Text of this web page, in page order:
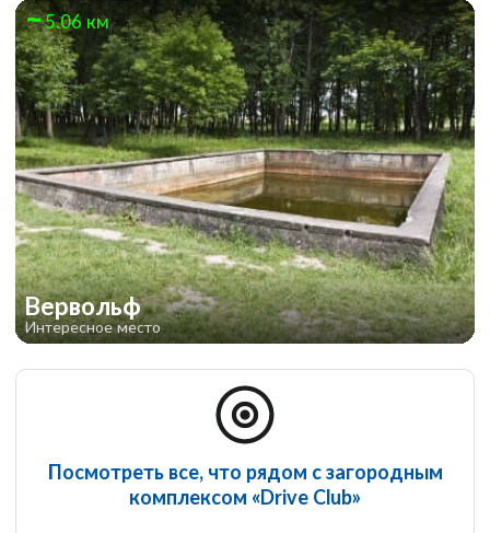
5.06 км
Вервольф
Интересное место
Посмотреть все, что рядом с загородным
комплексом «Drive Club»